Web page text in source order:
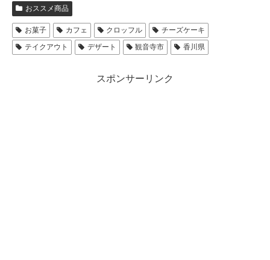
おススメ商品
お菓子 カフェ クロッフル
チーズケーキ
テイクアウト
デザート 観音寺市 香川県
スポンサーリンク